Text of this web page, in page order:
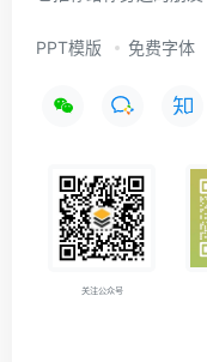
PPT模版 免费字体
关注公众号